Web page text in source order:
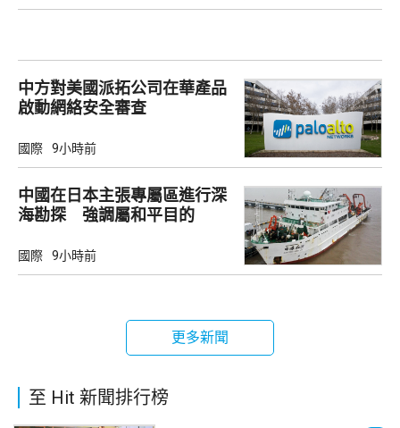
中方對美國派拓公司在華產品
啟動網絡安全審查
國際 9小時前
中國在日本主張專屬區進行深
海勘探 強調屬和平目的
國際 9小時前
更多新聞
至 Hit 新聞排行榜